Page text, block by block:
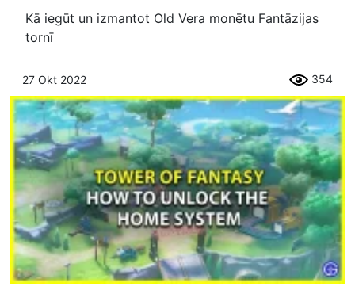
Kā iegūt un izmantot Old Vera monētu Fantāzijas
tornī
27 Okt 2022 354